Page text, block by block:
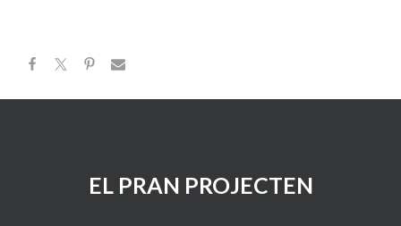
EL PRAN PROJECTEN